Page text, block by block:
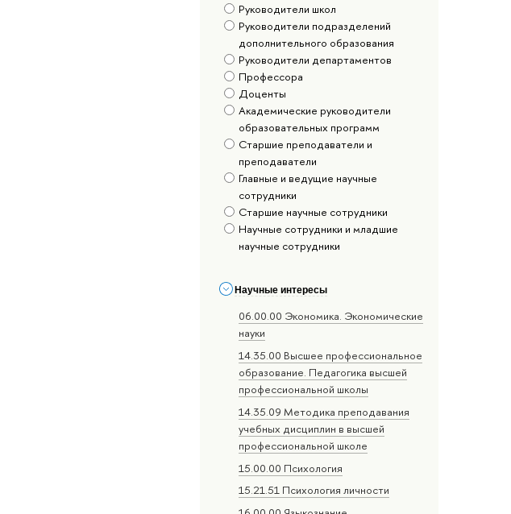
Руководители школ
Руководители подразделений
дополнительного образования
Руководители департаментов
Профессора
Доценты
Академические руководители
образовательных программ
Старшие преподаватели и
преподаватели
Главные и ведущие научные
сотрудники
Старшие научные сотрудники
Научные сотрудники и младшие
научные сотрудники
Научные интересы
06.00.00 Экономика. Экономические
науки
14.35.00 Высшее профессиональное
образование. Педагогика высшей
профессиональной школы
14.35.09 Методика преподавания
учебных дисциплин в высшей
профессиональной школе
15.00.00 Психология
15.21.51 Психология личности